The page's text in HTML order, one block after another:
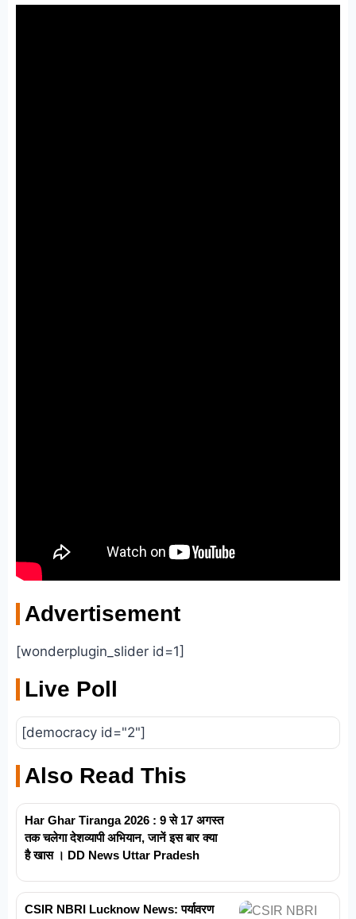
Advertisement
[wonderplugin_slider id=1]
Live Poll
[democracy id="2"]
Also Read This
Har Ghar Tiranga 2026 : 9 से 17 अगस्त
तक चलेगा देशव्यापी अभियान, जानें इस बार क्या
है खास । DD News Uttar Pradesh
CSIR NBRI Lucknow News: पर्यावरण